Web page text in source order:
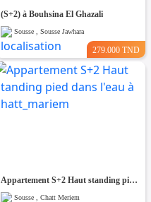
(S+2) à Bouhsina El Ghazali
Sousse , Sousse Jawhara
279.000 TND
Appartement S+2 Haut standing pied dans l'eau à chatt_mariem
Sousse , Chatt Meriem